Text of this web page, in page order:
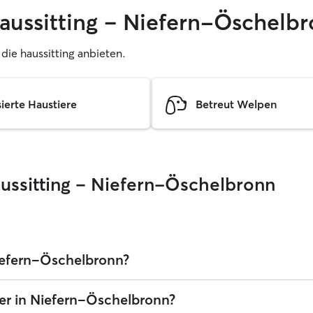
– Niefern-
haussitting anbieten.
Haustiere Betreut Welpen
– Niefern-Öschelbronn
Öschelbronn?
Die durchschnittlichen Kosten für einen Rover-Haussitter in
der Servicegebühren von Rover. Der Preis eines Haussitters
in Niefern-Öschelbronn?